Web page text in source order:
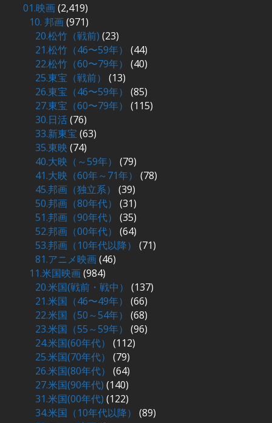
01.映画(2,419)
10. 邦画(971)
20.松竹（戦前) (23)
21.松竹（46〜59年）
(44)
22.松竹（60〜79年）
(40)
25.東宝（戦前）
(13)
26.東宝（46〜59年）
(85)
27.東宝（60〜79年）
(115)
30.日活(76)
33.新東宝 (63)
35.東映 (74)
40.大映（～59年）
(79)
41.大映（60年～71年）
(78)
45.邦画（独立系）
(39)
50.邦画（80年代）
(31)
51.邦画（90年代）
(35)
52.邦画（00年代）
(64)
53.邦画（10年代以降）
(71)
81.アニメ映画(46)
11.米国映画(984)
20.米国(戦前・戦中）
(137)
21.米国（46〜49年）
(66)
22.米国（50～54年）
(68)
23.米国（55～59年）
(96)
24.米国(60年代）
(112)
25.米国(70年代）
(79)
26.米国(80年代）
(64)
27.米国(90年代) (140)
31.米国(00年代) (122)
34.米国（10年代以降）
(89)